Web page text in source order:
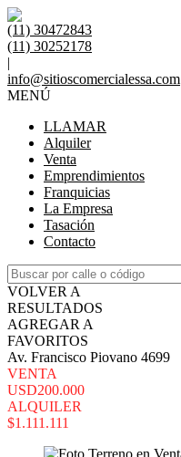
(11) 30472843
(11) 30252178
|
info@sitioscomercialessa.com
MENÚ
LLAMAR
Alquiler
Venta
Emprendimientos
Franquicias
La Empresa
Tasación
Contacto
VOLVER A
RESULTADOS
AGREGAR A
FAVORITOS
Av. Francisco Piovano 4699
VENTA
USD200.000
ALQUILER
$1.111.111